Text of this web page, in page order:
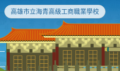
高雄市立海青高級工商職業學校